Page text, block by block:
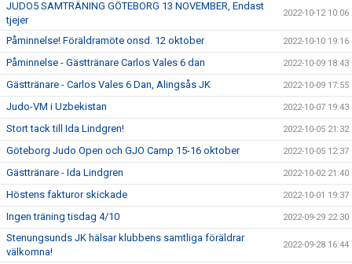
JUDO5 SAMTRÄNING GÖTEBORG 13 NOVEMBER, Endast
tjejer
2022-10-12 10:06
Påminnelse! Föräldramöte onsd. 12 oktober 2022-10-10 19:16
Påminnelse - Gästtränare Carlos Vales 6 dan 2022-10-09 18:43
Gästtränare - Carlos Vales 6 Dan, Alingsås JK 2022-10-09 17:55
Judo-VM i Uzbekistan 2022-10-07 19:43
Stort tack till Ida Lindgren! 2022-10-05 21:32
Göteborg Judo Open och GJO Camp 15-16 oktober 2022-10-05 12:37
Gästtränare - Ida Lindgren 2022-10-02 21:40
Höstens fakturor skickade 2022-10-01 19:37
Ingen träning tisdag 4/10 2022-09-29 22:30
Stenungsunds JK hälsar klubbens samtliga föräldrar
välkomna!
2022-09-28 16:44